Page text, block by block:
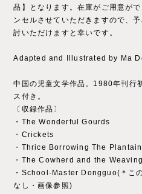
品】となります。在庫がご用意が
ンセルさせていただきますので、
討いただけますと幸いです。
Adapted and Illustrated by Ma
中国の児童文学作品。1980年刊行
ス付き。
〔収録作品〕
・The Wonderful Gourds
・Crickets
・Thrice Borrowing The
・The Cowherd and the
・School-Master Dongguo(＊こ
なし・画像参照)